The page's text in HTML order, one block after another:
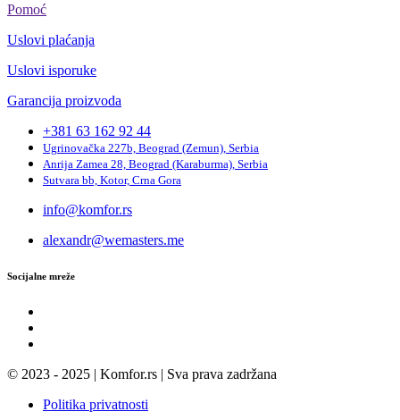
Pomoć
Uslovi plaćanja
Uslovi isporuke
Garancija proizvoda
+381 63 162 92 44
Ugrinovačka 227b, Beograd (Zemun), Serbia
Anrija Zamea 28, Beograd (Karaburma), Serbia
Sutvara bb, Kotor, Crna Gora
info@komfor.rs
alexandr@wemasters.me
Socijalne mreže
© 2023 - 2025 | Komfor.rs | Sva prava zadržana
Politika privatnosti